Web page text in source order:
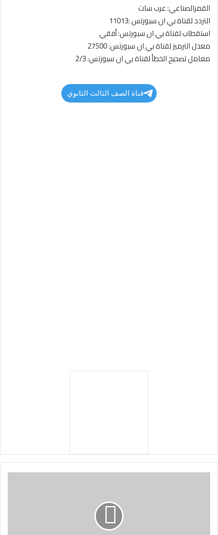
القمرالصناعي: عرب سات
التردد لقناة بي ان سبورتس :11013
استقطاب لقناة بي ان سبورتس: أفقي
معدل الترميز لقناة بي ان سبورتس: 27500
معامل تصحيح الخطأ لقناة بي ان سبورتس: 2/3
قناة الصف الثالث الثانوي